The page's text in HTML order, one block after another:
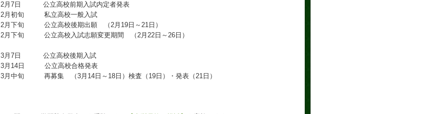
2月7日 公立高校前期入試内定者発表
2月初旬 私立高校一般入試
2月下旬 公立高校後期出願 （2月19日～21日）
2月下旬 公立高校入試志願変更期間 （2月22日～26日）
3月7日 公立高校後期入試
3月14日 公立高校合格発表
3月中旬 再募集 （3月14日～18日）検査（19日）・発表（21日）